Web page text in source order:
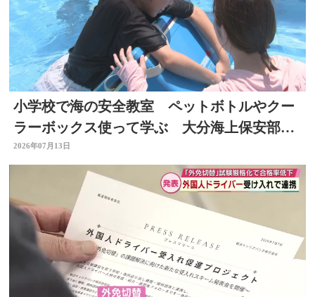
小学校で海の安全教室 ペットボトルやクー
ラーボックス使って学ぶ 大分海上保安部が
初開催
2026年07月13日